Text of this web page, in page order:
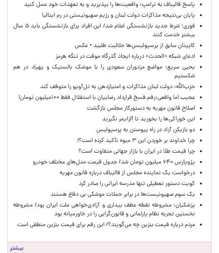
پاسخ قالیباف به ترامپ: واقعیت‌ها را بپذیرید و به تعهدات خود عمل کنید
پایان بی‌نتیجه مذاکرات دولت لبنان و رژیم صهیونیستی در رم ایتالیا
فوری؛ شرط جدید بازنشستگی اعلام شد/ این افراد برای بازنشستگی باید ۵ سال
بیشتر خدمت کنند
کاپیتان سابق از پرسپولیسی‌ها حلالیت طلبید + عکس
ادعای شبکه «الحدث» درباره ایجاد گذرگاه موقت در تنگه هرمز
یحیی سریع: مواضع مزدوران سعودی را با موشک بالستیک و پهپاد در هم
شکستیم
حزب‌الله: دولت لبنان مذاکرات و امتیازدهی به تل‌آویو را متوقف کند
عجیب اما واقعی:رقم فسخ قرارداد رضاییان با استقلال فقط ۱۰۰میلیون تومان!
اصلاح قانون مهریه به دستورکار مجلس بازگشت
این خوراکی‌ها را بخورید تا آلزایمر نگیرید
دو بازیکن آزاد در راه پیوستن به پرسپولیس
چرا خداوند بر خوردن این ۳ میوه تأکید کرده است؟!
چرا قیمت طلا در ایران با بازار جهانی متفاوت است؟
پژوپارس ۶۴۰ میلیون تومان شد/ جدول قیمت مدل‌های مختلف خودرو
درخواست یک نماینده مجلس از قالیباف درباره قانون مهریه
کویت دستور تعطیلی تنها مدرسه ایرانی را صادر کرد
یک‌ سوم صهیونیست‌ها در برابر حملات موشکی بی دفاع هستند
پزشکیان: مشروطه نقطه عطف بیداری و آزادی‌خواهی ملت ایران بود/ مشروطه
نخستین تجربه نظام پارلمانی و قانون‌گرایی را در خاورمیانه بود
مردم درباره قیمت بنزین چه می‌گویند؟/ این رقم برای قیمت بنزین منطقی است
بیشتر